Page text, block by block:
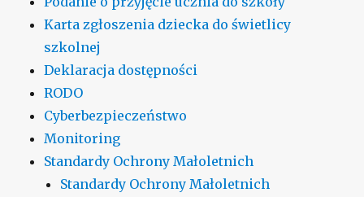
Karta zgłoszenia dziecka do świetlicy
szkolnej
Deklaracja dostępności
RODO
Cyberbezpieczeństwo
Monitoring
Standardy Ochrony Małoletnich
Standardy Ochrony Małoletnich